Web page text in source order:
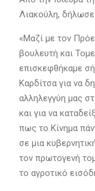
Λιακούλη, δήλωσε
«Μαζί με τον
βουλευτή και
επισκεφθήκαμε
Καρδίτσα για να
αλληλεγγύη μας
και για να
πως το Κίνημα
σε μια
τον πρωτογενή
το αγροτικό